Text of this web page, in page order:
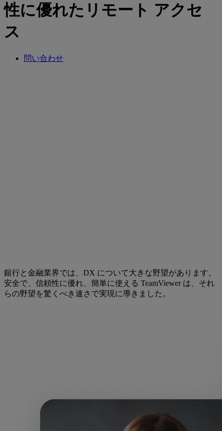
性に優れたリモート アクセ
ス
問い合わせ
銀行と金融業界では、DX について大きな野望があります。
安全で、信頼性に優れ、簡単に使える TeamViewer は、それ
らの野望を驚くべき速さで実現に導きました。